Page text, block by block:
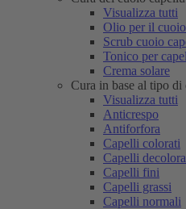
Visualizza tutti
Olio per il
Scrub cuoio
Tonico per
Crema solare
Cura in base al tipo di
Visualizza tutti
Anticrespo
Antiforfora
Capelli colorati
Capelli
Capelli fini
Capelli grassi
Capelli normali